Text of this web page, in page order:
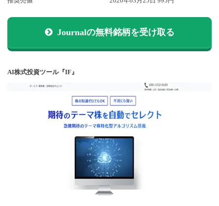
Journalの無料銘柄を受け取る
AI株式投資ツール『IF』